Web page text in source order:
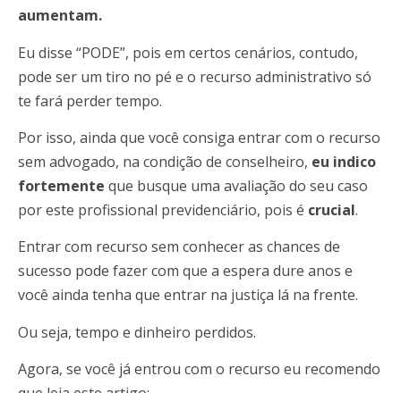
aumentam.
Eu disse “PODE”, pois em certos cenários, contudo,
pode ser um tiro no pé e o recurso administrativo só
te fará perder tempo.
Por isso, ainda que você consiga entrar com o recurso
sem advogado, na condição de conselheiro, eu indico
fortemente que busque uma avaliação do seu caso
por este profissional previdenciário, pois é crucial.
Entrar com recurso sem conhecer as chances de
sucesso pode fazer com que a espera dure anos e
você ainda tenha que entrar na justiça lá na frente.
Ou seja, tempo e dinheiro perdidos.
Agora, se você já entrou com o recurso eu recomendo